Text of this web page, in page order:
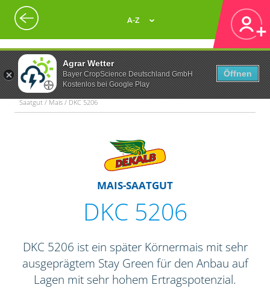
Agrar Wetter
Bayer CropScience Deutschland GmbH
Kostenlos bei Google Play
Öffnen
A-Z
Saatgut / Mais / DKC 5206
MAIS-SAATGUT
DKC 5206
DKC 5206 ist ein später Körnermais mit sehr
ausgeprägtem Stay Green für den Anbau auf
Lagen mit sehr hohem Ertragspotenzial.